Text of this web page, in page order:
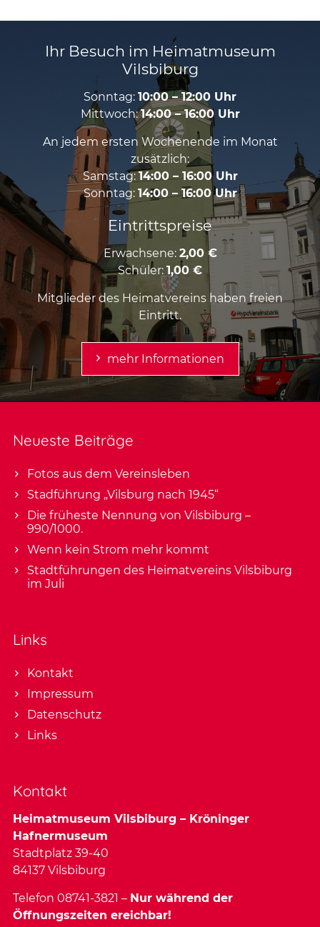
Ihr Besuch im Heimatmuseum
Vilsbiburg
Sonntag: 10:00 – 12:00 Uhr
Mittwoch:14:00 – 16:00 Uhr
An jedem ersten Wochenende im Monat
zusätzlich:
Samstag: 14:00 – 16:00 Uhr
Sonntag: 14:00 – 16:00 Uhr
Eintrittspreise
Erwachsene: 2,00 €
Schüler: 1,00 €
Mitglieder des Heimatvereins haben freien
Eintritt.
mehr Informationen
Neueste Beiträge
Fotos aus dem Vereinsleben
Stadführung „Vilsburg nach 1945“
Die früheste Nennung von Vilsbiburg –
990/1000.
Wenn kein Strom mehr kommt
Stadtführungen des Heimatvereins Vilsbiburg
im Juli
Links
Kontakt
Impressum
Datenschutz
Links
Kontakt
Heimatmuseum Vilsbiburg – Kröninger
Hafnermuseum
Stadtplatz 39-40
84137 Vilsbiburg
Telefon 08741-3821 – Nur während der
Öffnungszeiten ereichbar!